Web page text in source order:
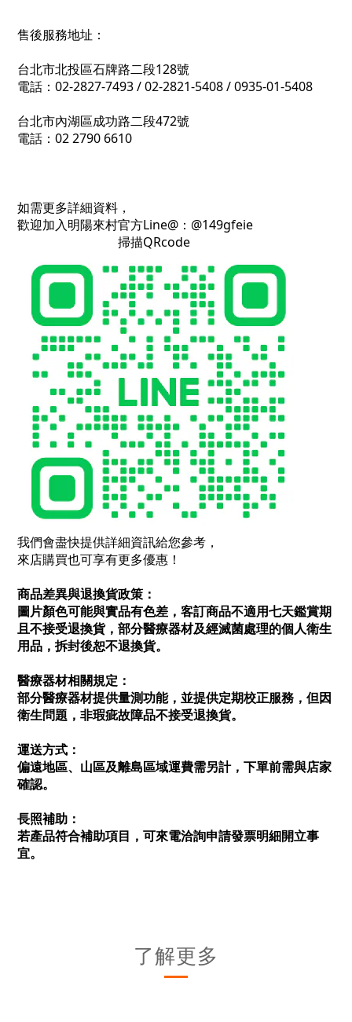
售後服務地址：
台北市北投區石牌路二段128號
電話：02-2827-7493 / 02-2821-5408 / 0935-01-5408
台北市內湖區成功路二段472號
電話：02 2790 6610
如需更多詳細資料，
歡迎加入明陽來村官方Line@：@149gfeie
掃描QRcode
我們會盡快提供詳細資訊給您參考，
來店購買也可享有更多優惠！
商品差異與退換貨政策：
圖片顏色可能與實品有色差，客訂商品不適用七天鑑賞期
且不接受退換貨，部分醫療器材及經滅菌處理的個人衛生
用品，拆封後恕不退換貨。
醫療器材相關規定：
部分醫療器材提供量測功能，並提供定期校正服務，但因
衛生問題，非瑕疵故障品不接受退換貨。
運送方式：
偏遠地區、山區及離島區域運費需另計，下單前需與店家
確認。
長照補助：
若產品符合補助項目，可來電洽詢申請發票明細開立事
宜。
了解更多